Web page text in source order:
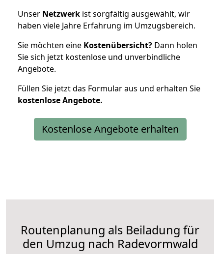
Unser Netzwerk ist sorgfältig ausgewählt, wir
haben viele Jahre Erfahrung im Umzugsbereich.
Sie möchten eine Kostenübersicht? Dann holen
Sie sich jetzt kostenlose und unverbindliche
Angebote.
Füllen Sie jetzt das Formular aus und erhalten Sie
kostenloseAngebote.
Kostenlose Angebote erhalten
Routenplanung als Beiladung für
den Umzug nach Radevormwald